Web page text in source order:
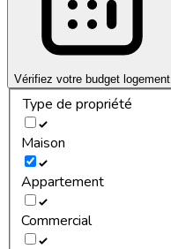
Vérifiez votre budget logement
Type de propriété
Maison
Appartement
Commercial